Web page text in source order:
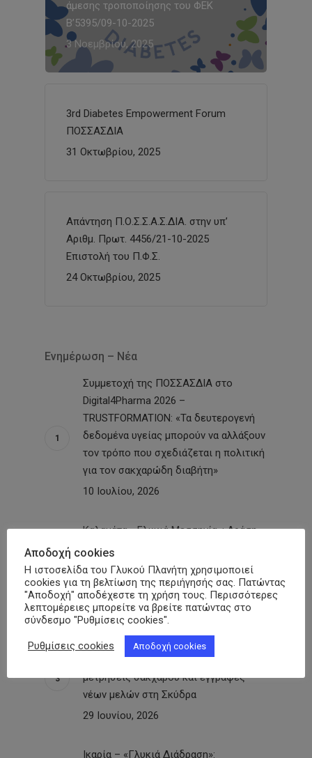
άμεσης τροποποίησης του ΦΕΚ
Β’5395/09-10-2025
3 Νοεμβρίου, 2025
3rd Diabetes Empowerment Forum
ΠΟΣΣΑΣΔΙΑ
31 Οκτωβρίου, 2025
Απάντηση Π.Ο.Σ.Σ.Α.Σ.ΔΙΑ. στην υπ’
Αριθμ. Πρωτ. 4456/21-10-2025
Επιστολή του Π.Φ.Σ.
24 Οκτωβρίου, 2025
Ενημέρωση – Νέα
Συμμετοχή της ΠΟΣΣΑΣΔΙΑ στο
Digital4Pharma 2026 –
TRUSTFORMATION: «Τα δευτερογενή
δεδομένα υγείας μπορούν να αλλάξουν
τον τρόπο που σχεδιάζεται η πολιτική
για τον σακχαρώδη διαβήτη»
10 Ιουλίου, 2026
Καλαμάτα-«Γλυκιά Μεσσηνία»: Δράση
με δωρεάν προληπτικές εξετάσεις σε
150 ανθρώπους στην Κεντρική Αγορά
της πόλης
30 Ιουνίου, 2026
Σύλλογος Ατόμων με Σακχαρώδη
Διαβήτη Ν. Πέλλας: Δράση με
μετρήσεις σακχάρου και εγγραφές
νέων μελών στη Σκύδρα
29 Ιουνίου, 2026
Ικαρία – «Γλυκιά Διάδραση»:
Αποδοχή cookies
Η ιστοσελίδα του Γλυκού Πλανήτη χρησιμοποιεί
cookies για τη βελτίωση της περιήγησής σας. Πατώντας
"Αποδοχή" αποδέχεστε τη χρήση τους. Περισσότερες
λεπτομέρειες μπορείτε να βρείτε πατώντας στο
σύνδεσμο "Ρυθμίσεις cookies".
Ρυθμίσεις cookies Αποδοχή cookies